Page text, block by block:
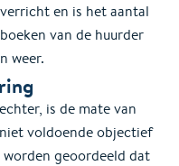
en is het aantal
van de huurder
weer.
is de mate van
voldoende objectief
geoordeeld dat